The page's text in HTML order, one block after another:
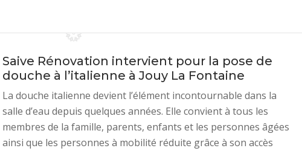
Saive Rénovation intervient pour la pose de
douche à l’italienne à Jouy La Fontaine
La douche italienne devient l’élément incontournable dans la
salle d’eau depuis quelques années. Elle convient à tous les
membres de la famille, parents, enfants et les personnes âgées
ainsi que les personnes à mobilité réduite grâce à son accès